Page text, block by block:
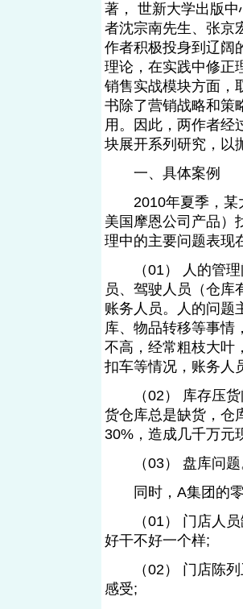
著， 世新大学出版
者沈宗南先生、张京
作者积极投身到辽阔
理论，在实践中修正
销售实战模块方面，
书除了营销战略和策
用。因此，两作者经
块展开系列研究，以
一、具体案例
2010年夏季，某
美国摩恩公司产品）
理中的主要问题表现
（01） 人的管理
员、驾驶人员（仓库
账务人员。人的问题
库、物品转移等事情
不高，经常粗枝大叶
扣车等情况，账务人
（02） 库存压货
货仓库总是缺货，仓
30%，造成几千万元
（03） 盘库问题
同时，A集团的零
（01） 门店人员
好干不好一个样;
（02） 门店陈列
感受;